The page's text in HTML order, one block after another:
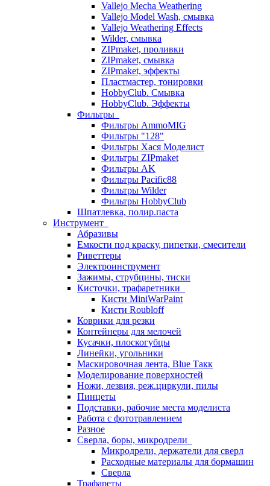
Vallejo Mecha Weathering
Vallejo Model Wash, смывка
Vallejo Weathering Effects
Wilder, смывка
ZIPmaket, проливки
ZIPmaket, смывка
ZIPmaket, эффекты
Пластмастер, тонировки
HobbyClub. Смывка
HobbyClub. Эффекты
Фильтры
Фильтры AmmoMIG
Фильтры "128"
Фильтры Хася Моделист
Фильтры ZIPmaket
Фильтры AK
Фильтры Pacific88
Фильтры Wilder
Фильтры HobbyClub
Шпатлевка, полир.паста
Инструмент
Абразивы
Емкости под краску, пипетки, смесители
Риветтеры
Электроинструмент
Зажимы, струбцины, тиски
Кисточки, трафаретники
Кисти MiniWarPaint
Кисти Roubloff
Коврики для резки
Контейнеры для мелочей
Кусачки, плоскогубцы
Линейки, угольники
Маскировочная лента, Blue Такк
Моделирование поверхностей
Ножи, лезвия, реж.циркули, пилы
Пинцеты
Подставки, рабочие места моделиста
Работа с фототравлением
Разное
Сверла, боры, микродрели
Микродрели, держатели для сверл
Расходные материалы для бормашин
Сверла
Трафареты